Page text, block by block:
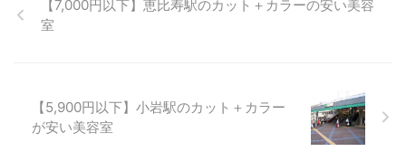
【7,000円以下】恵比寿駅のカット＋カラーの安い美容
室
【5,900円以下】小岩駅のカット＋カラー
が安い美容室